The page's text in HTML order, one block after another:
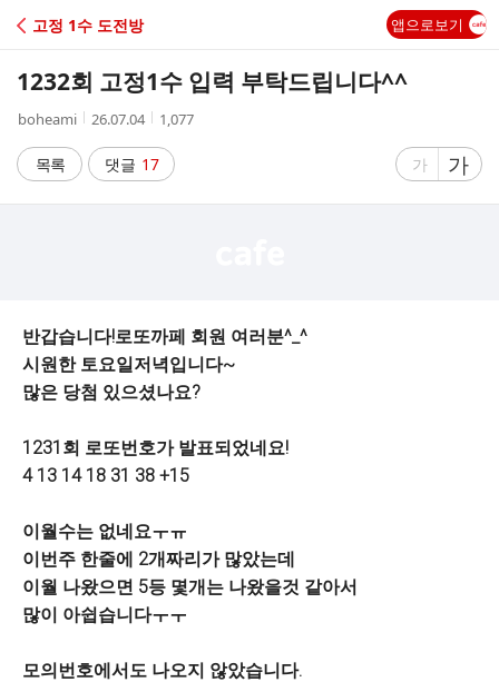
C
A
고정 1수 도전방 앱으로보기
1232회 고정1수 입력 부탁드립니다^^
작
자
boheami
작
시
간
26.07.04
조
수
1,077
목록 댓글 17
글
가
글
자
가
반갑습니다!로또까페 회원 여러분^_^
시원한 토요일저녁입니다~
많은 당첨 있으셨나요?
1231회 로또번호가 발표되었네요!
4 13 14 18 31 38 +15
이월수는 없네요ㅜㅠ
이번주 한줄에 2개짜리가 많았는데
이월 나왔으면 5등 몇개는 나왔을것 같아서
많이 아쉽습니다ㅜㅜ
모의번호에서도 나오지 않았습니다.